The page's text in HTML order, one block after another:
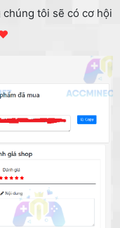
tôi sẽ có cơ hội